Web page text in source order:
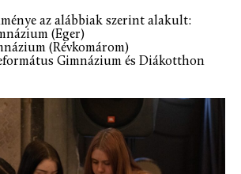
az alábbiak szerint alakult:
(Eger)
(Révkomárom)
Gimnázium és Diákotthon